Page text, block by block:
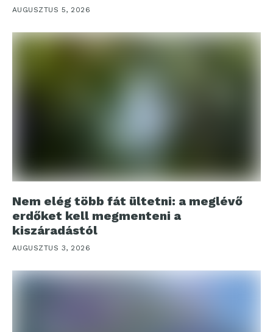
AUGUSZTUS 5, 2026
Nem elég több fát ültetni: a meglévő
erdőket kell megmenteni a
kiszáradástól
AUGUSZTUS 3, 2026